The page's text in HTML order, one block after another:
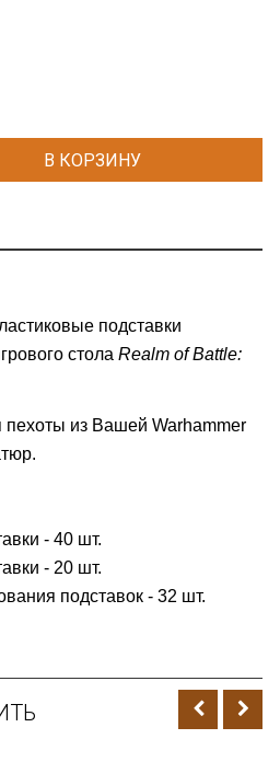
В КОРЗИНУ
подставки
стола Realm of Battle:
пехоты из Вашей Warhammer
- 40 шт.
- 20 шт.
подставок - 32 шт.